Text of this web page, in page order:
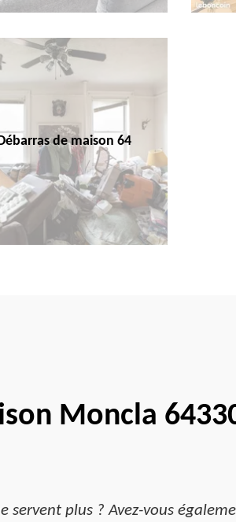
Débarras de maison 64
Moncla
servent plus ? Avez-vous